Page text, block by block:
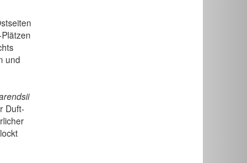
und
Duft-